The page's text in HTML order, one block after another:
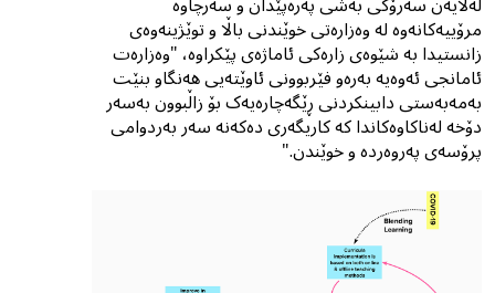
مرۆییەکانەوە لە وەزارەتی خوێندنی باڵا و توێژینەوەی
زانستیدا بە شێوەی زارەکی ئاماژەی پێکراوە، "وەزارەت
ئامانجی ئەوەیە بەرەو فێربوونی ئاوێتەیى هەنگاو بنێت
بەمەبەستی دابینکردنی ڕێگەچارەیەک بۆ زاڵبوون بەسەر
دۆخە لەناکاوەکاندا کە کاریگەری دەکەنە سەر بەردوامى
پرۆسەی پەروەردە و خوێندن."